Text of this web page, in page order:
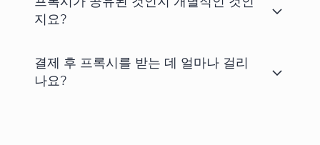
지요?
결제 후 프록시를 받는 데 얼마나 걸리
나요?